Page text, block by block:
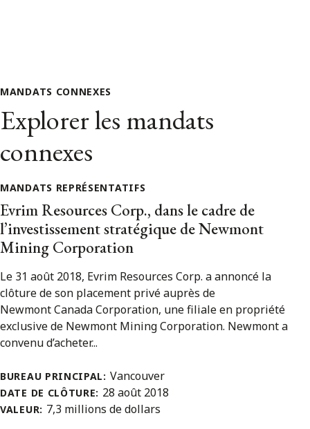
MANDATS CONNEXES
Explorer les mandats
connexes
MANDATS REPRÉSENTATIFS
Evrim Resources Corp., dans le cadre de
l’investissement stratégique de Newmont
Mining Corporation
Le 31 août 2018, Evrim Resources Corp. a annoncé la
clôture de son placement privé auprès de
Newmont Canada Corporation, une filiale en propriété
exclusive de Newmont Mining Corporation. Newmont a
convenu d’acheter...
BUREAU PRINCIPAL: Vancouver
DATE DE CLÔTURE: 28 août 2018
VALEUR: 7,3 millions de dollars